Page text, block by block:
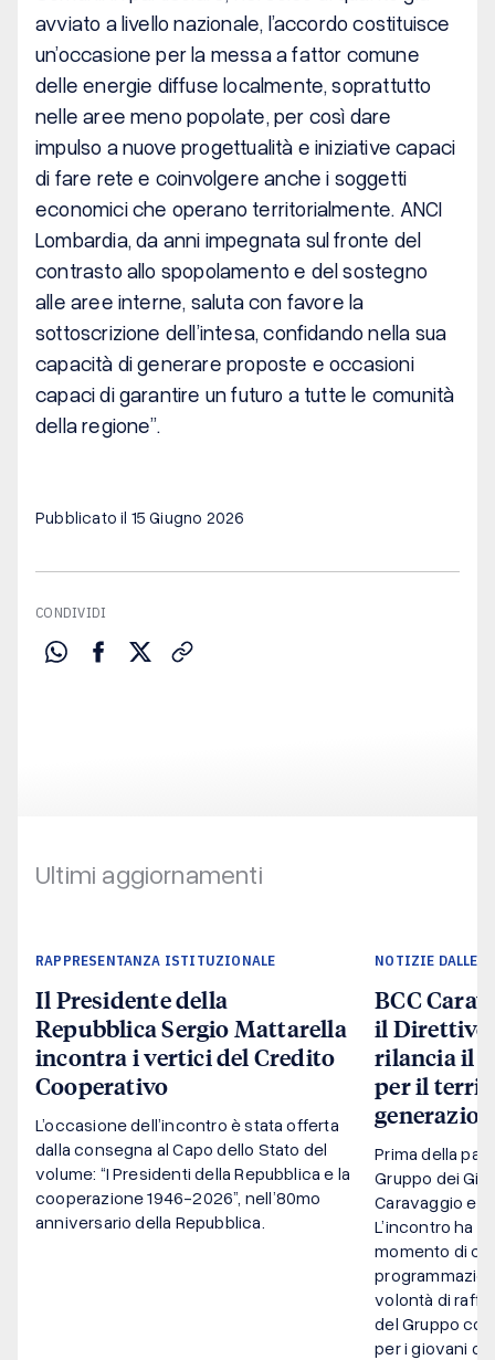
avviato a livello nazionale, l’accordo costituisce
un’occasione per la messa a fattor comune
delle energie diffuse localmente, soprattutto
nelle aree meno popolate, per così dare
impulso a nuove progettualità e iniziative capaci
di fare rete e coinvolgere anche i soggetti
economici che operano territorialmente. ANCI
Lombardia, da anni impegnata sul fronte del
contrasto allo spopolamento e del sostegno
alle aree interne, saluta con favore la
sottoscrizione dell’intesa, confidando nella sua
capacità di generare proposte e occasioni
capaci di garantire un futuro a tutte le comunità
della regione”.
Pubblicato il 15 Giugno 2026
CONDIVIDI
Ultimi aggiornamenti
RAPPRESENTANZA ISTITUZIONALE
Il Presidente della
Repubblica Sergio Mattarella
incontra i vertici del Credito
Cooperativo
L’occasione dell’incontro è stata offerta
dalla consegna al Capo dello Stato del
volume: “I Presidenti della Repubblica e la
cooperazione 1946-2026”, nell’80mo
anniversario della Repubblica.
NOTIZIE DALLE
BCC
il Direttivo
rilancia il
per il
Prima della
Gruppo dei
Caravaggio e
L’incontro ha
momento di
volontà di
del Gruppo
per i giovani